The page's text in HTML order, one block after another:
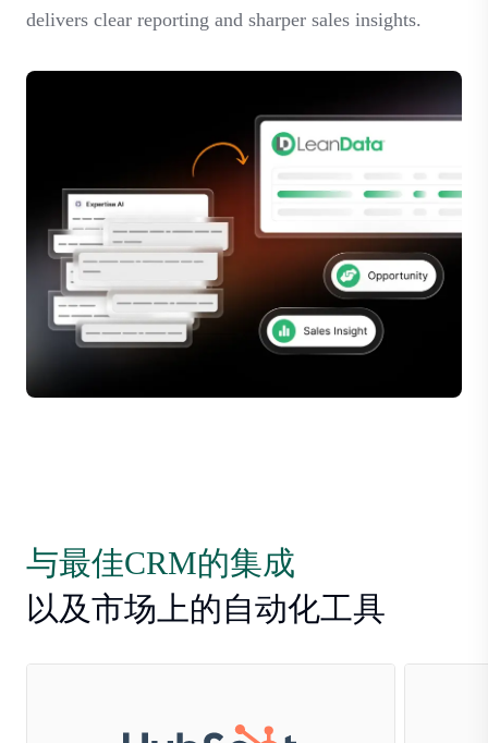
delivers clear reporting and sharper sales insights.
与最佳CRM的集成
以及市场上的自动化工具